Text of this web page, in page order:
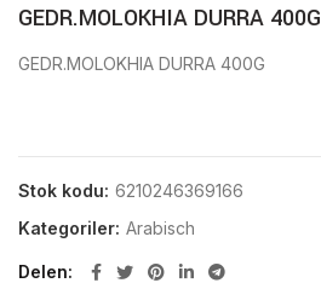
GEDR.MOLOKHIA DURRA 400G
GEDR.MOLOKHIA DURRA 400G
Stok kodu: 6210246369166
Kategoriler: Arabisch
Delen